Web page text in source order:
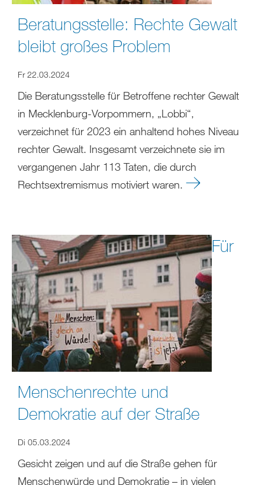
Beratungsstelle: Rechte Gewalt
bleibt großes Problem
Fr 22.03.2024
Die Beratungsstelle für Betroffene rechter Gewalt
in Mecklenburg-Vorpommern, „Lobbi“,
verzeichnet für 2023 ein anhaltend hohes Niveau
rechter Gewalt. Insgesamt verzeichnete sie im
vergangenen Jahr 113 Taten, die durch
Rechtsextremismus motiviert waren.
Für
Menschenrechte und
Demokratie auf der Straße
Di 05.03.2024
Gesicht zeigen und auf die Straße gehen für
Menschenwürde und Demokratie – in vielen